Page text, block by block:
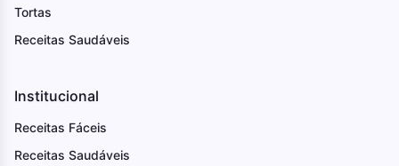
Tortas
Receitas Saudáveis
Institucional
Receitas Fáceis
Receitas Saudáveis